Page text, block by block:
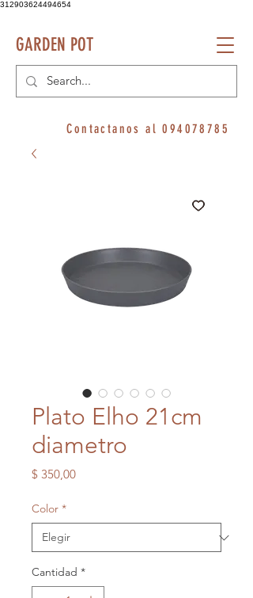
312903624494654
GARDEN POT
Contactanos al094078785
Plato Elho 21cm
diametro
$ 350,00Precio
Color *
Cantidad *